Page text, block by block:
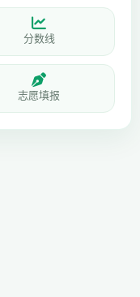
分数线
志愿填报